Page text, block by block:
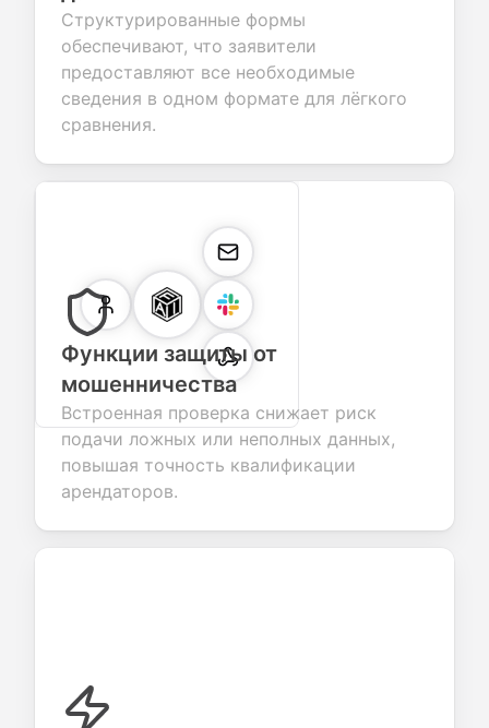
Структурированные формы
обеспечивают, что заявители
предоставляют все необходимые
сведения в одном формате для лёгкого
сравнения.
Функции защиты от
мошенничества
Встроенная проверка снижает риск
подачи ложных или неполных данных,
повышая точность квалификации
арендаторов.